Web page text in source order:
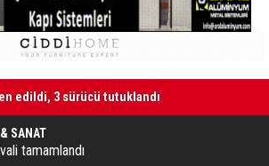
edildi, 3 sürücü tutuklandı
sürücüsü yaralandı
SANAT
tamamlandı